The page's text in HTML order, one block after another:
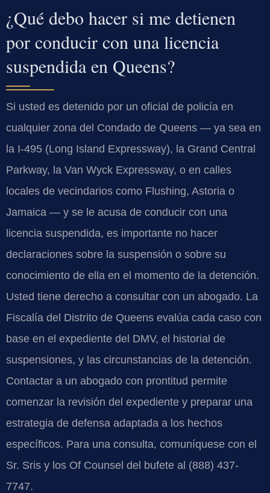
¿Qué debo hacer si me detienen
por conducir con una licencia
suspendida en Queens?
Si usted es detenido por un oficial de policía en
cualquier zona del Condado de Queens — ya sea en
la I-495 (Long Island Expressway), la Grand Central
Parkway, la Van Wyck Expressway, o en calles
locales de vecindarios como Flushing, Astoria o
Jamaica — y se le acusa de conducir con una
licencia suspendida, es importante no hacer
declaraciones sobre la suspensión o sobre su
conocimiento de ella en el momento de la detención.
Usted tiene derecho a consultar con un abogado. La
Fiscalía del Distrito de Queens evalúa cada caso con
base en el expediente del DMV, el historial de
suspensiones, y las circunstancias de la detención.
Contactar a un abogado con prontitud permite
comenzar la revisión del expediente y preparar una
estrategia de defensa adaptada a los hechos
específicos. Para una consulta, comuníquese con el
Sr. Sris y los Of Counsel del bufete al (888) 437-
7747.